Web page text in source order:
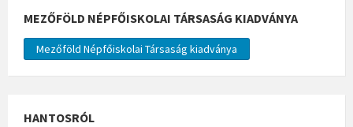
MEZŐFÖLD NÉPFŐISKOLAI TÁRSASÁG KIADVÁNYA
Mezőföld Népfőiskolai Társaság kiadványa
HANTOSRÓL